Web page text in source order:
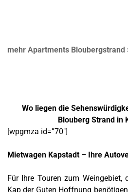
mehr Apartments Bloubergstrand
Wo liegen die
Blouberg Strand in
[wpgmza id=”70″]
Mietwagen Kapstadt – Ihre
Für Ihre Touren zum Weingebiet,
Kap der Guten Hoffnung